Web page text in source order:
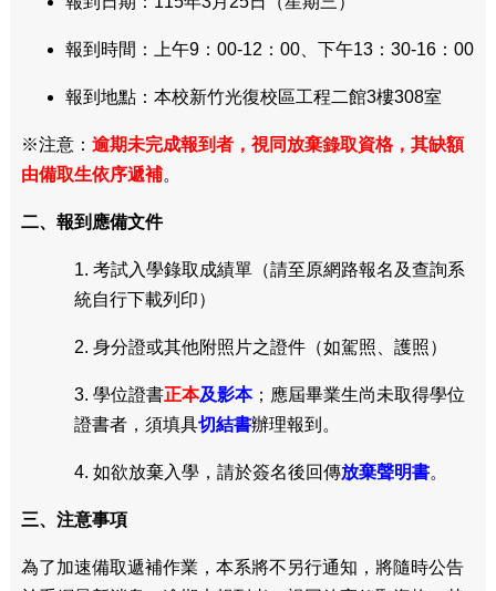
報到時間：上午9：00-12：00、下午13：30-16：00
報到地點：本校新竹光復校區工程二館3樓308室
※注意： 逾期未完成報到者，視同放棄錄取資格，其缺額
由備取生依序遞補。
二、報到應備文件
1. 考試入學錄取成績單（請至原網路報名及查詢系
統自行下載列印）
2. 身分證或其他附照片之證件（如駕照、護照）
3. 學位證書正本及影本；應屆畢業生尚未取得學位
證書者，須填具切結書辦理報到。
4. 如欲放棄入學，請於簽名後回傳放棄聲明書。
三、注意事項
為了加速備取遞補作業，本系將不另行通知，將隨時公告